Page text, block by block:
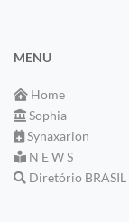
MENU
Home
Sophia
Synaxarion
N E W S
Diretório BRASIL